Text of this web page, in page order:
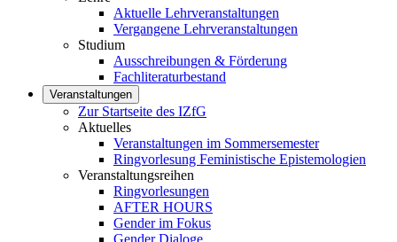
Aktuelle Lehrveranstaltungen
Vergangene Lehrveranstaltungen
Studium
Ausschreibungen & Förderung
Fachliteraturbestand
Veranstaltungen
Zur Startseite des IZfG
Aktuelles
Veranstaltungen im Sommersemester
Ringvorlesung Feministische Epistemologien
Veranstaltungsreihen
Ringvorlesungen
AFTER HOURS
Gender im Fokus
Gender Dialoge